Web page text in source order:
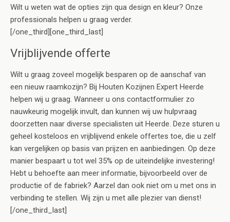
Wilt u weten wat de opties zijn qua design en kleur? Onze
professionals helpen u graag verder.
[/one_third][one_third_last]
Vrijblijvende offerte
Wilt u graag zoveel mogelijk besparen op de aanschaf van
een nieuw raamkozijn? Bij Houten Kozijnen Expert Heerde
helpen wij u graag. Wanneer u ons contactformulier zo
nauwkeurig mogelijk invult, dan kunnen wij uw hulpvraag
doorzetten naar diverse specialisten uit Heerde. Deze sturen u
geheel kosteloos en vrijblijvend enkele offertes toe, die u zelf
kan vergelijken op basis van prijzen en aanbiedingen. Op deze
manier bespaart u tot wel 35% op de uiteindelijke investering!
Hebt u behoefte aan meer informatie, bijvoorbeeld over de
productie of de fabriek? Aarzel dan ook niet om u met ons in
verbinding te stellen. Wij zijn u met alle plezier van dienst!
[/one_third_last]